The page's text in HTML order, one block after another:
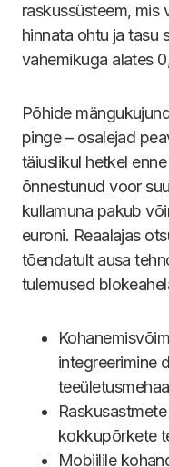
raskussüsteem, mis
hinnata ohtu ja tasu
vahemikuga alates
Põhide
pinge – osalejad
täiuslikul hetkel
õnnestunud voor
kullamuna pakub
euroni. Reaalajas
tõendatult ausa
tulemused
integreerimine
kokkupõrkete
Mobiilile